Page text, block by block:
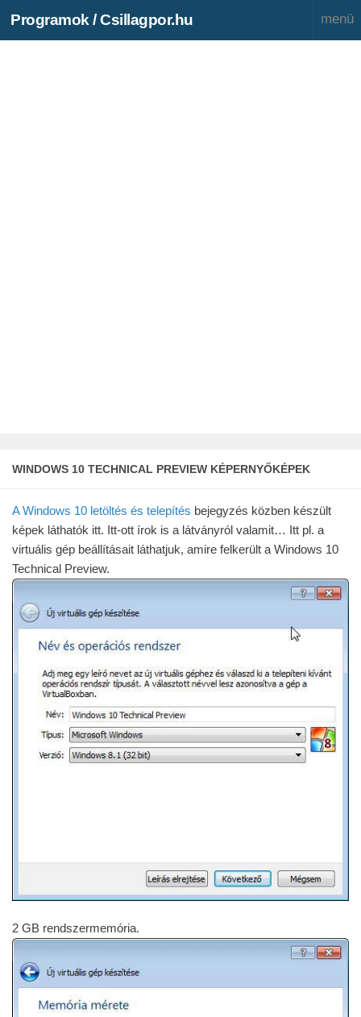
Programok / Csillagpor.hu
WINDOWS 10 TECHNICAL PREVIEW KÉPERNYŐKÉPEK
A Windows 10 letöltés és telepítés bejegyzés közben készült
képek láthatók itt. Itt-ott írok is a látványról valamit… Itt pl. a
virtuális gép beállításait láthatjuk, amire felkerült a Windows 10
Technical Preview.
2 GB rendszermemória.